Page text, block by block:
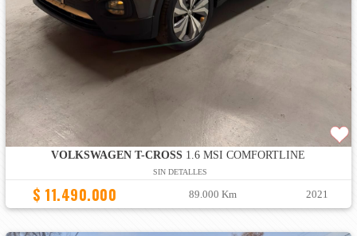
VOLKSWAGEN T-CROSS 1.6 MSI COMFORTLINE
SIN DETALLES
$ 11.490.000 89.000 Km 2021